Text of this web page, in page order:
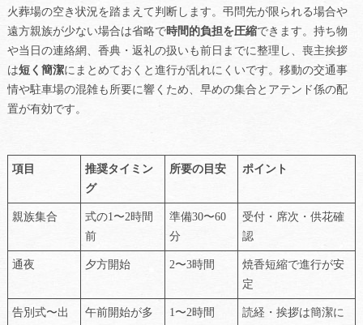
火葬場の空き状況を踏まえて判断します。弔問先が限られる場合や
遠方親族が少ない場合は省略で時間的負担を圧縮できます。持ち物
や当日の連絡網、香典・返礼の扱いも前日までに整理し、喪主挨拶
は短く簡潔にまとめておくと進行が乱れにくいです。移動の交通事
情や駐車場の混雑も所要に響くため、早めの集合とアテンド係の配
置が有効です。
項目
推奨タイミン
グ
所要の目安 ポイント
親族集合
式の1〜2時間
前
準備30〜60
分
受付・席次・供花確
認
通夜 夕方開始 2〜3時間
焼香短縮で進行が安
定
告別式〜出
午前開始が多
1〜2時間 読経・挨拶は簡潔に